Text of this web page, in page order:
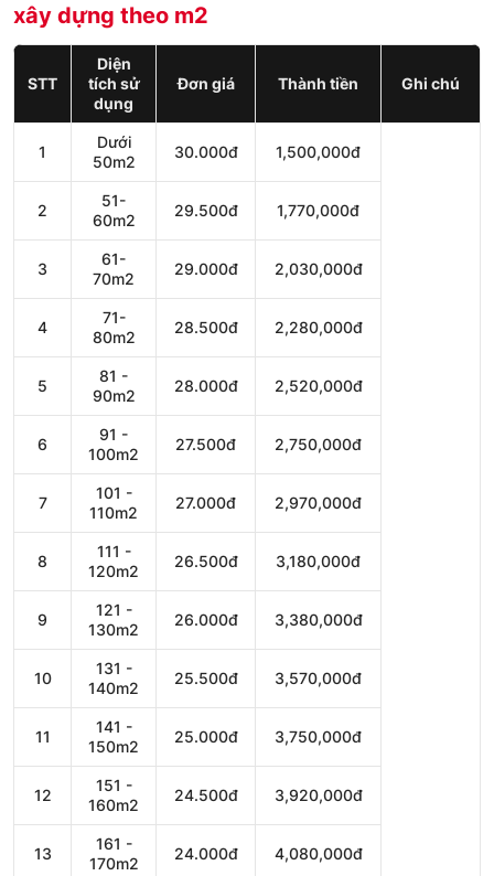
xây dựng theo m2
STT
Diện
tích sử
dụng
Đơn giá Thành tiền Ghi chú
1
Dưới
50m2
30.000đ 1,500,000đ
2
51-
60m2
29.500đ 1,770,000đ
3
61-
70m2
29.000đ 2,030,000đ
4
71-
80m2
28.500đ 2,280,000đ
5
81 -
90m2
28.000đ 2,520,000đ
6
91 -
100m2
27.500đ 2,750,000đ
7
101 -
110m2
27.000đ 2,970,000đ
8
111 -
120m2
26.500đ 3,180,000đ
9
121 -
130m2
26.000đ 3,380,000đ
10
131 -
140m2
25.500đ 3,570,000đ
11
141 -
150m2
25.000đ 3,750,000đ
12
151 -
160m2
24.500đ 3,920,000đ
13
161 -
170m2
24.000đ 4,080,000đ